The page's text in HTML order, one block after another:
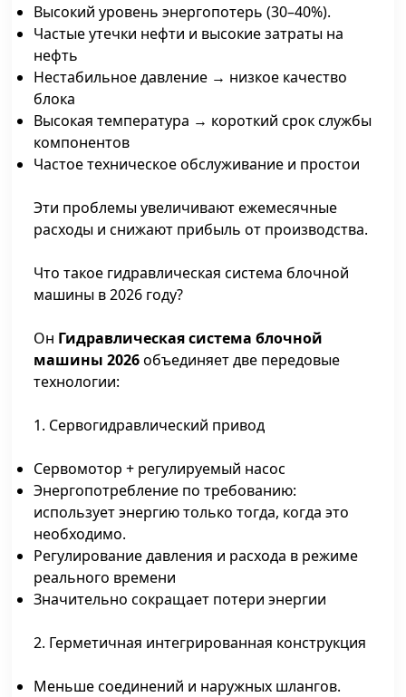
Высокий уровень энергопотерь (30–40%).
Частые утечки нефти и высокие затраты на
нефть
Нестабильное давление → низкое качество
блока
Высокая температура → короткий срок службы
компонентов
Частое техническое обслуживание и простои
Эти проблемы увеличивают ежемесячные
расходы и снижают прибыль от производства.
Что такое гидравлическая система блочной
машины в 2026 году?
Он Гидравлическая система блочной
машины 2026объединяет две передовые
технологии:
1. Сервогидравлический привод
Сервомотор + регулируемый насос
Энергопотребление по требованию:
использует энергию только тогда, когда это
необходимо.
Регулирование давления и расхода в режиме
реального времени
Значительно сокращает потери энергии
2. Герметичная интегрированная конструкция
Меньше соединений и наружных шлангов.